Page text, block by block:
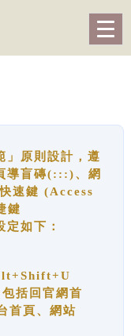
」原則設計，遵
導盲磚(:::)、網
速鍵 (Access
鍵
如下：
括回官網首
首頁、網站